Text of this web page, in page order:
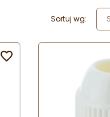
Sortuj wg:
